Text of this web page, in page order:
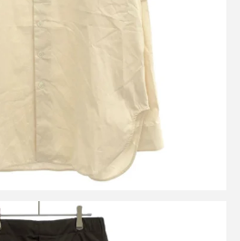
詳しく見る